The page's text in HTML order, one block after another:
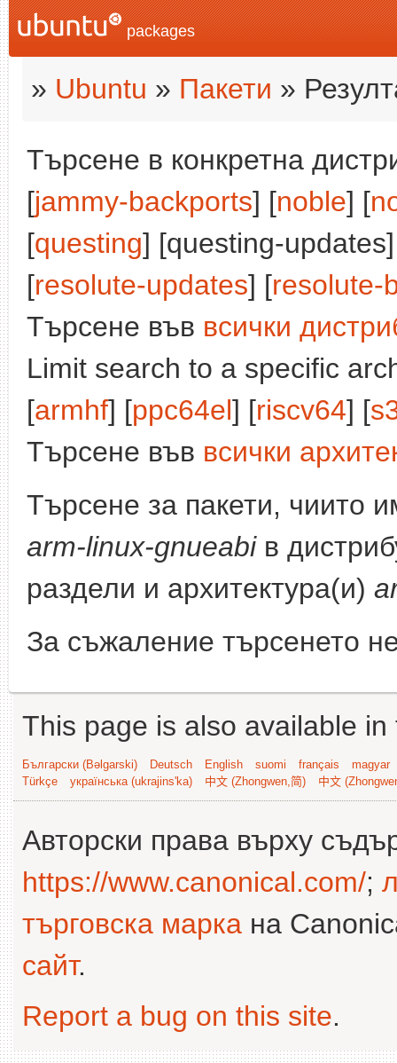
packages
» Ubuntu » Пакети »
Търсене в конкретна
[jammy-backports] [noble] [
[questing] [questing-
[resolute-updates] [resolute-
Търсене във всички
Limit search to a specific
[armhf] [ppc64el] [riscv64] [
Търсене във всички
Търсене за пакети, чиито
arm-linux-gnueabiв
раздели и архитектура(и)
За съжаление търсенето
This page is also available
Български (Bəlgarski) Deutsch English suomi français
magyar
Türkçe
українська (ukrajins'ka) 中文 (Zhongwen,简) 中文
Авторски права върху
https://www.canonical.com/;
търговска марка на
сайт.
Report a bug on this site.